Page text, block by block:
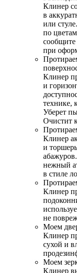
Клинер
в
или
по
при
Клинер
и
технике,
Уберет
Очистит
Клинер
и
нежный
в стиле
Клинер
не
Моем
Клинер
сухой и
Моем
Клинер